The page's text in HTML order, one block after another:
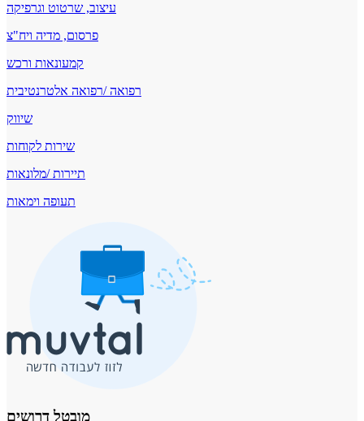
עיצוב, שרטוט וגרפיקה
פרסום, מדיה ויח"צ
קמעונאות ורכש
רפואה /רפואה אלטרנטיבית
שיווק
שירות לקוחות
תיירות /מלונאות
תעופה וימאות
מובטל דרושים